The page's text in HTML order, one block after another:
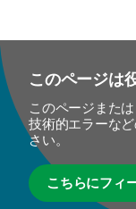
このページは
このページまた
技術的エラーな
さい。
こちらにフィ